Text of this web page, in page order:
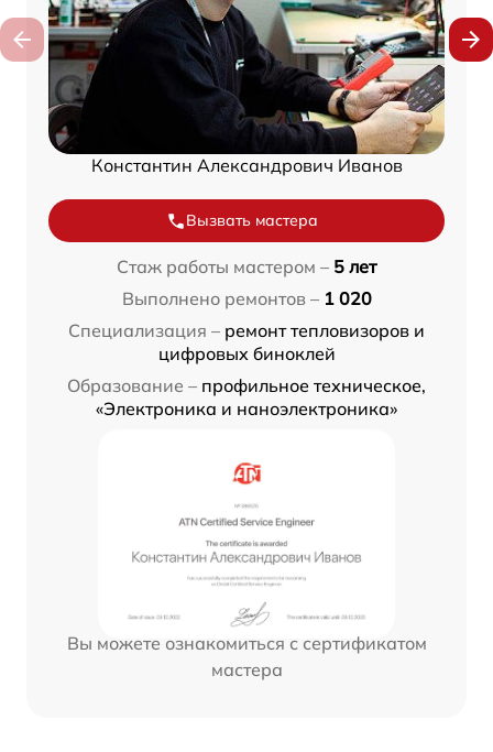
Константин Александрович Иванов
Вызвать мастера
Стаж работы мастером – 5 лет
Выполнено ремонтов – 1 020
Специализация – ремонт тепловизоров и
цифровых биноклей
Образование – профильное техническое,
«Электроника и наноэлектроника»
Вы можете ознакомиться с сертификатом
мастера